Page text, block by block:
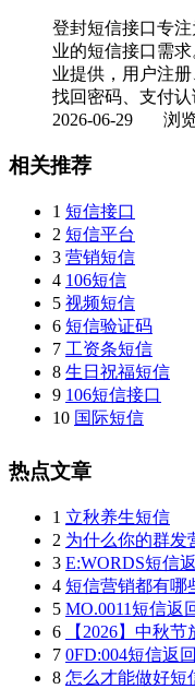
登封短信接口专
业的短信接口需
业提供，用户注
找回密码、支付认
2026-06-29 浏
相关推荐
1 短信接口
2 短信平台
3 营销短信
4 106短信
5 视频短信
6 短信验证码
7 工资条短信
8 生日祝福短信
9 106短信接口
10 国际短信
热点文章
1 立秋养生短信
2 为什么你的群发
3 E:WORDS短信
4 短信营销都有哪
5 MO.0011短信返
6
【2026】中秋
7 0FD:004短信返
8 怎么才能做好短